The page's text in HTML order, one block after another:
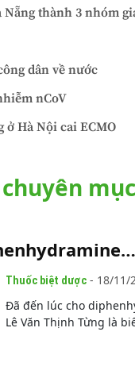
thành 3 nhóm
dân về nước
nCoV
ở Hà Nội cai ECMO
mục
Thuốc biệt dược - 18/11/
Đã đến lúc cho
Lê Văn Thịnh Từng là